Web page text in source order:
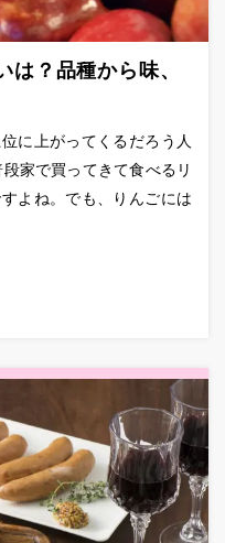
は？品種から味、
に上がってくるだろう人
家で買ってきて食べるリ
よね。でも、りんごには